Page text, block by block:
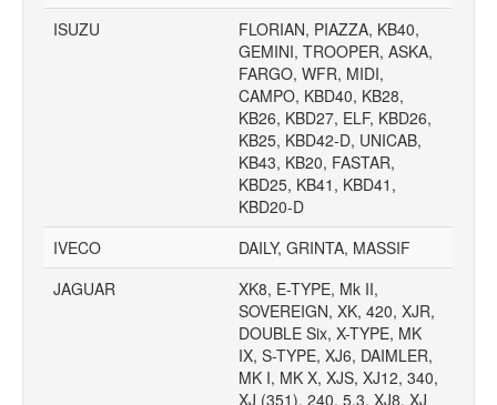
ISUZU
FLORIAN, PIAZZA, KB40,
GEMINI, TROOPER, ASKA,
FARGO, WFR, MIDI,
CAMPO, KBD40, KB28,
KB26, KBD27, ELF, KBD26,
KB25, KBD42-D, UNICAB,
KB43, KB20, FASTAR,
KBD25, KB41, KBD41,
KBD20-D
IVECO
DAILY, GRINTA, MASSIF
JAGUAR
XK8, E-TYPE, Mk II,
SOVEREIGN, XK, 420, XJR,
DOUBLE Six, X-TYPE, MK
IX, S-TYPE, XJ6, DAIMLER,
MK I, MK X, XJS, XJ12, 340,
XJ (351), 240, 5.3, XJ8, XJ